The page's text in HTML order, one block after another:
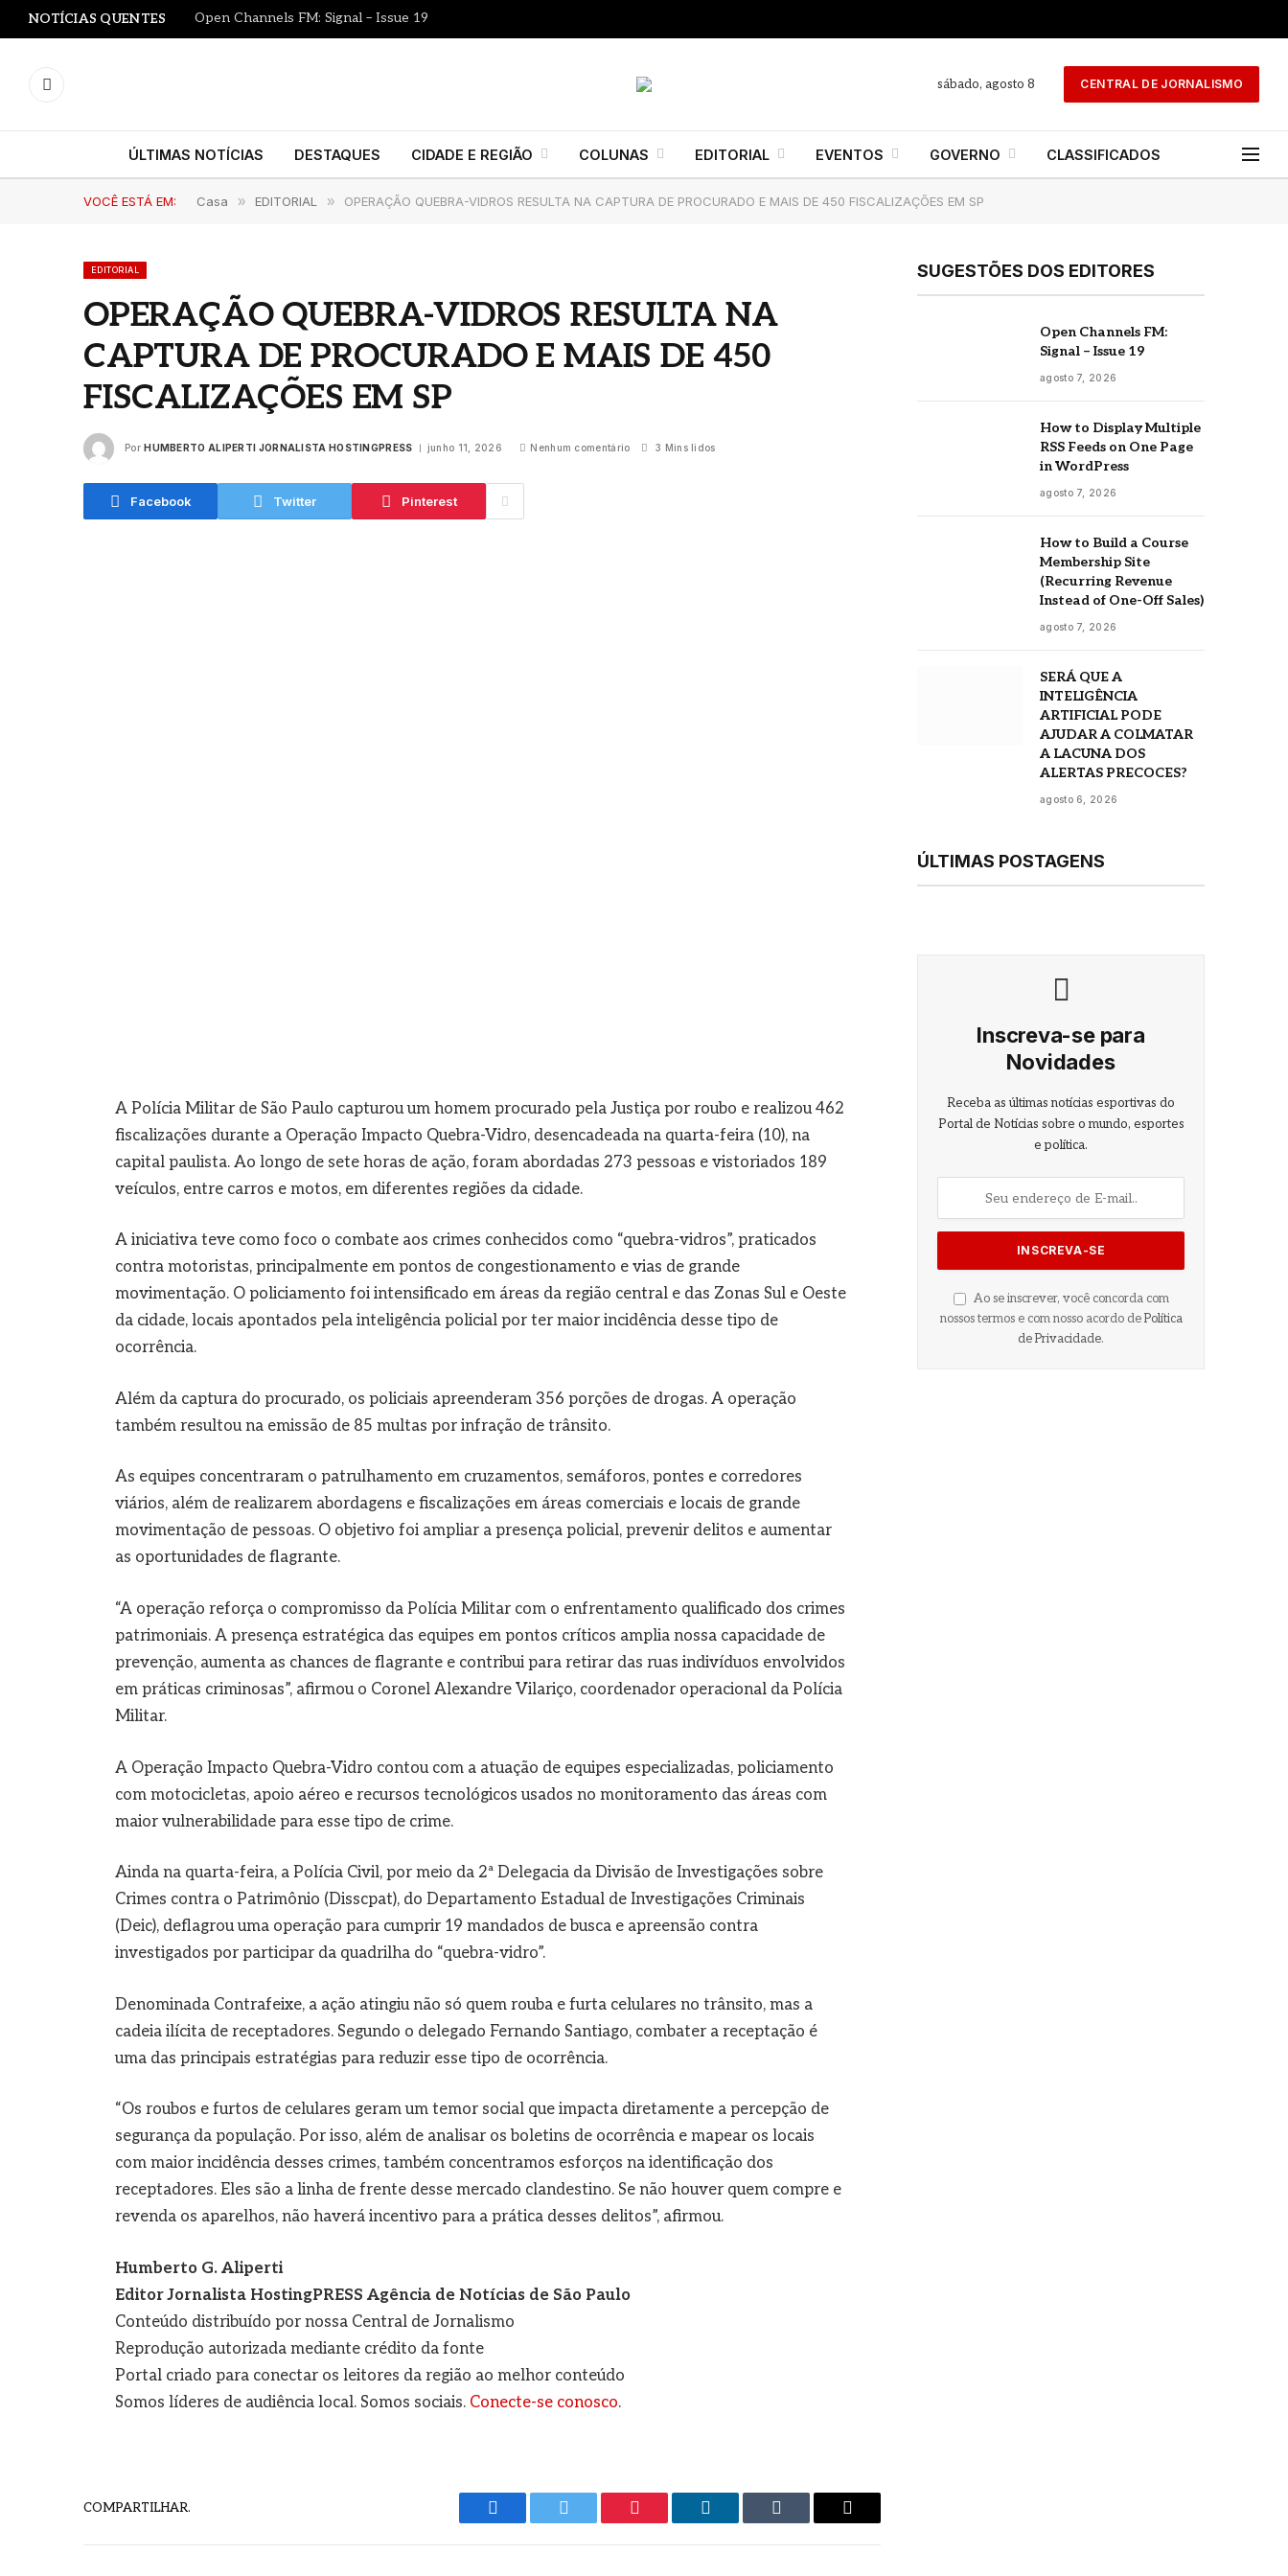
NOTÍCIAS QUENTES Open Channels FM: Signal – Issue 19
YouTube
sábado, agosto 8 CENTRAL DE JORNALISMO
ÚLTIMAS NOTÍCIAS DESTAQUES CIDADE E REGIÃO COLUNAS EDITORIAL EVENTOS GOVERNO CLASSIFICADOS
VOCÊ ESTÁ EM: Casa » EDITORIAL » OPERAÇÃO QUEBRA-VIDROS RESULTA NA CAPTURA DE PROCURADO E MAIS DE 450 FISCALIZAÇÕES EM SP
EDITORIAL
OPERAÇÃO QUEBRA-VIDROS RESULTA NA
CAPTURA DE PROCURADO E MAIS DE 450
FISCALIZAÇÕES EM SP
Por HUMBERTO ALIPERTI JORNALISTA HOSTINGPRESS junho 11, 2026 Nenhum comentário 3 Mins lidos
Facebook Twitter Pinterest
A Polícia Militar de São Paulo capturou um homem procurado pela Justiça por roubo e realizou 462
fiscalizações durante a Operação Impacto Quebra-Vidro, desencadeada na quarta-feira (10), na
capital paulista. Ao longo de sete horas de ação, foram abordadas 273 pessoas e vistoriados 189
veículos, entre carros e motos, em diferentes regiões da cidade.
A iniciativa teve como foco o combate aos crimes conhecidos como “quebra-vidros”, praticados
contra motoristas, principalmente em pontos de congestionamento e vias de grande
movimentação. O policiamento foi intensificado em áreas da região central e das Zonas Sul e Oeste
da cidade, locais apontados pela inteligência policial por ter maior incidência desse tipo de
ocorrência.
Além da captura do procurado, os policiais apreenderam 356 porções de drogas. A operação
também resultou na emissão de 85 multas por infração de trânsito.
As equipes concentraram o patrulhamento em cruzamentos, semáforos, pontes e corredores
viários, além de realizarem abordagens e fiscalizações em áreas comerciais e locais de grande
movimentação de pessoas. O objetivo foi ampliar a presença policial, prevenir delitos e aumentar
as oportunidades de flagrante.
“A operação reforça o compromisso da Polícia Militar com o enfrentamento qualificado dos crimes
patrimoniais. A presença estratégica das equipes em pontos críticos amplia nossa capacidade de
prevenção, aumenta as chances de flagrante e contribui para retirar das ruas indivíduos envolvidos
em práticas criminosas”, afirmou o Coronel Alexandre Vilariço, coordenador operacional da Polícia
Militar.
A Operação Impacto Quebra-Vidro contou com a atuação de equipes especializadas, policiamento
com motocicletas, apoio aéreo e recursos tecnológicos usados no monitoramento das áreas com
maior vulnerabilidade para esse tipo de crime.
Ainda na quarta-feira, a Polícia Civil, por meio da 2ª Delegacia da Divisão de Investigações sobre
Crimes contra o Patrimônio (Disscpat), do Departamento Estadual de Investigações Criminais
(Deic), deflagrou uma operação para cumprir 19 mandados de busca e apreensão contra
investigados por participar da quadrilha do “quebra-vidro”.
Denominada Contrafeixe, a ação atingiu não só quem rouba e furta celulares no trânsito, mas a
cadeia ilícita de receptadores. Segundo o delegado Fernando Santiago, combater a receptação é
uma das principais estratégias para reduzir esse tipo de ocorrência.
“Os roubos e furtos de celulares geram um temor social que impacta diretamente a percepção de
segurança da população. Por isso, além de analisar os boletins de ocorrência e mapear os locais
com maior incidência desses crimes, também concentramos esforços na identificação dos
receptadores. Eles são a linha de frente desse mercado clandestino. Se não houver quem compre e
revenda os aparelhos, não haverá incentivo para a prática desses delitos”, afirmou.
Humberto G. Aliperti
Editor Jornalista HostingPRESS Agência de Notícias de São Paulo
Conteúdo distribuído por nossa Central de Jornalismo
Reprodução autorizada mediante crédito da fonte
Portal criado para conectar os leitores da região ao melhor conteúdo
Somos líderes de audiência local. Somos sociais. Conecte-se conosco.
COMPARTILHAR.
Facebook Twitter Pinterest LinkedIn Tumblr
E-
SUGESTÕES DOS EDITORES
Open Channels FM:
Signal – Issue 19
agosto 7, 2026
How to Display Multiple
RSS Feeds on One Page
in WordPress
agosto 7, 2026
How to Build a Course
Membership Site
(Recurring Revenue
Instead of One-Off Sales)
agosto 7, 2026
SERÁ QUE A
INTELIGÊNCIA
ARTIFICIAL PODE
AJUDAR A COLMATAR
A LACUNA DOS
ALERTAS PRECOCES?
agosto 6, 2026
ÚLTIMAS POSTAGENS
Inscreva-se para
Novidades
Receba as últimas notícias esportivas do
Portal de Notícias sobre o mundo, esportes
e política.
Ao se inscrever, você concorda com
nossos termos e com nosso acordo de Política
de Privacidade.